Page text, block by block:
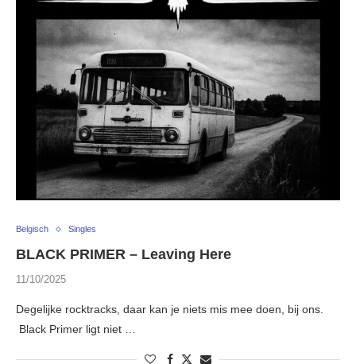
Belgisch Singles
BLACK PRIMER – Leaving Here
11/10/2025
Degelijke rocktracks, daar kan je niets mis mee doen, bij ons.
Black Primer ligt niet …